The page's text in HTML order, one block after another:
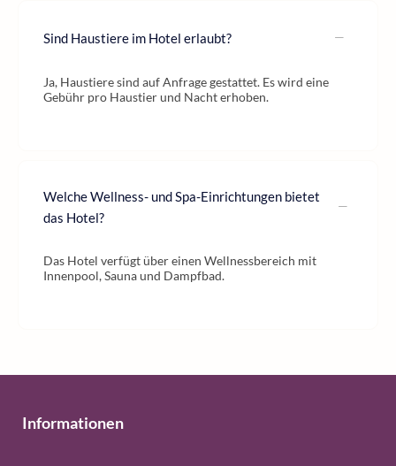
Sind Haustiere im Hotel erlaubt?
Ja, Haustiere sind auf Anfrage gestattet. Es wird eine
Gebühr pro Haustier und Nacht erhoben.
Welche Wellness- und Spa-Einrichtungen bietet
das Hotel?
Das Hotel verfügt über einen Wellnessbereich mit
Innenpool, Sauna und Dampfbad.
Informationen